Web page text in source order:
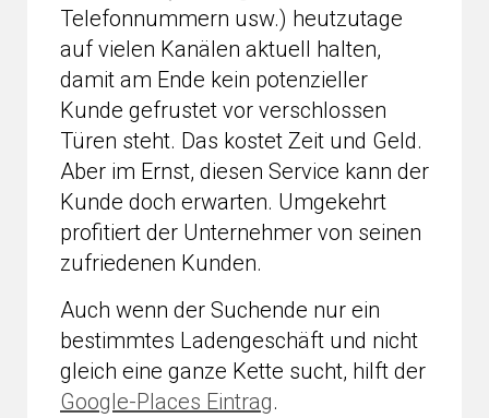
Telefonnummern usw.) heutzutage
auf vielen Kanälen aktuell halten,
damit am Ende kein potenzieller
Kunde gefrustet vor verschlossen
Türen steht. Das kostet Zeit und Geld.
Aber im Ernst, diesen Service kann der
Kunde doch erwarten. Umgekehrt
profitiert der Unternehmer von seinen
zufriedenen Kunden.
Auch wenn der Suchende nur ein
bestimmtes Ladengeschäft und nicht
gleich eine ganze Kette sucht, hilft der
Google-Places Eintrag.